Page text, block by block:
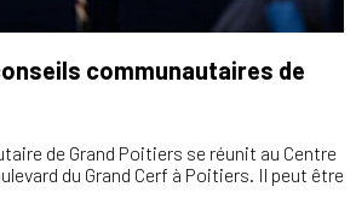
communautaires de
de Grand Poitiers se réunit au Centre
du Grand Cerf à Poitiers. Il peut être